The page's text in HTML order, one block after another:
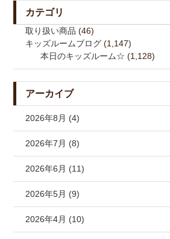
カテゴリ
取り扱い商品 (46)
キッズルームブログ (1,147)
本日のキッズルーム☆ (1,128)
アーカイブ
2026年8月 (4)
2026年7月 (8)
2026年6月 (11)
2026年5月 (9)
2026年4月 (10)